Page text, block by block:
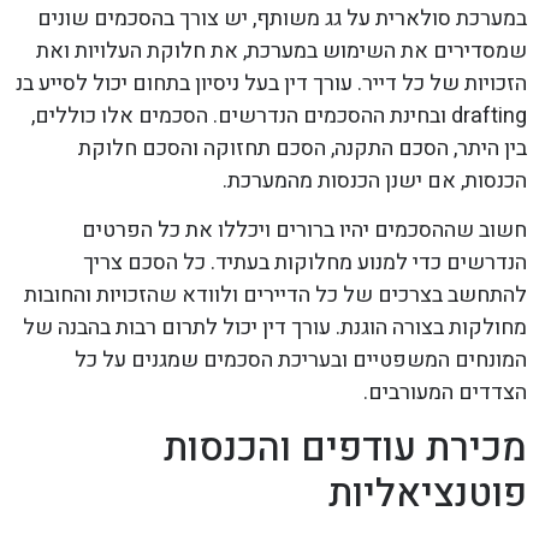
במערכת סולארית על גג משותף, יש צורך בהסכמים שונים
שמסדירים את השימוש במערכת, את חלוקת העלויות ואת
הזכויות של כל דייר. עורך דין בעל ניסיון בתחום יכול לסייע בנ
drafting ובחינת ההסכמים הנדרשים. הסכמים אלו כוללים,
בין היתר, הסכם התקנה, הסכם תחזוקה והסכם חלוקת
הכנסות, אם ישנן הכנסות מהמערכת.
חשוב שההסכמים יהיו ברורים ויכללו את כל הפרטים
הנדרשים כדי למנוע מחלוקות בעתיד. כל הסכם צריך
להתחשב בצרכים של כל הדיירים ולוודא שהזכויות והחובות
מחולקות בצורה הוגנת. עורך דין יכול לתרום רבות בהבנה של
המונחים המשפטיים ובעריכת הסכמים שמגנים על כל
הצדדים המעורבים.
מכירת עודפים והכנסות
פוטנציאליות